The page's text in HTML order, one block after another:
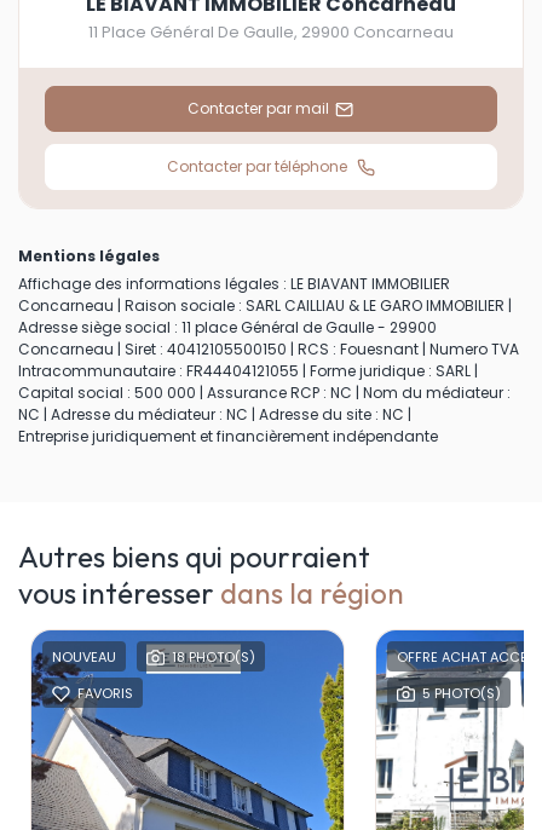
11 Place Général De Gaulle, 29900 Concarneau
Contacter par mail
Contacter par téléphone
Mentions légales
Affichage des informations légales : LE BIAVANT IMMOBILIER
Concarneau | Raison sociale : SARL CAILLIAU & LE GARO IMMOBILIER |
Adresse siège social : 11 place Général de Gaulle - 29900
Concarneau | Siret : 40412105500150 | RCS : Fouesnant | Numero TVA
Intracommunautaire : FR44404121055 | Forme juridique : SARL |
Capital social : 500 000 | Assurance RCP : NC | Nom du médiateur :
NC | Adresse du médiateur : NC | Adresse du site : NC |
Entreprise juridiquement et financièrement indépendante
Autres biens qui pourraient
vous intéresser dans la région
NOUVEAU
18 PHOTO(S)
FAVORIS
OFFRE ACHAT
5 PHOTO(S)